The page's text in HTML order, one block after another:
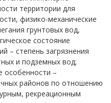
территории для
физико-механические
грунтовых вод,
состояние
– степень загрязнения
и подземных вод;
особенности –
районов по отношению
рекреационным